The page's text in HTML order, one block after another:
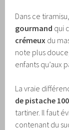
Dans ce
gourmand qui
crémeux du
note plus
enfants qu’aux
La vraie
de pistache
tartiner. Il faut
contenant du